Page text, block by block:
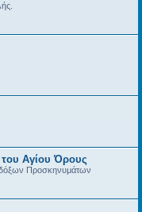
του Αγίου Όρους
Προσκηνυμάτων